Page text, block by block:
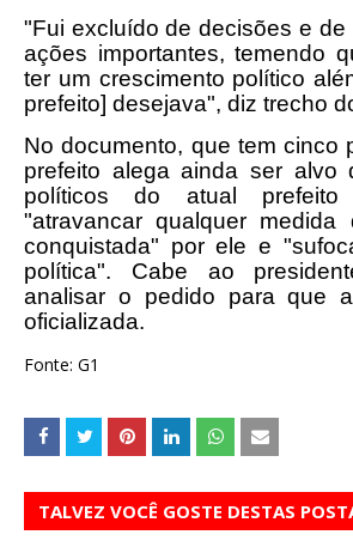
"Fui excluído de decisões e de
ações importantes, temendo
ter um crescimento político
prefeito] desejava", diz trecho
No documento, que tem cinco
prefeito alega ainda ser alvo
políticos do atual
"atravancar qualquer
conquistada" por ele e
política". Cabe ao
analisar o pedido para que
oficializada.
Fonte: G1
TALVEZ VOCÊ GOSTE DESTAS